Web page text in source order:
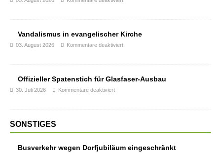
Vandalismus in evangelischer Kirche
03. August 2026 Kommentare deaktiviert
Offizieller Spatenstich für Glasfaser-Ausbau
30. Juli 2026 Kommentare deaktiviert
SONSTIGES
Busverkehr wegen Dorfjubiläum eingeschränkt